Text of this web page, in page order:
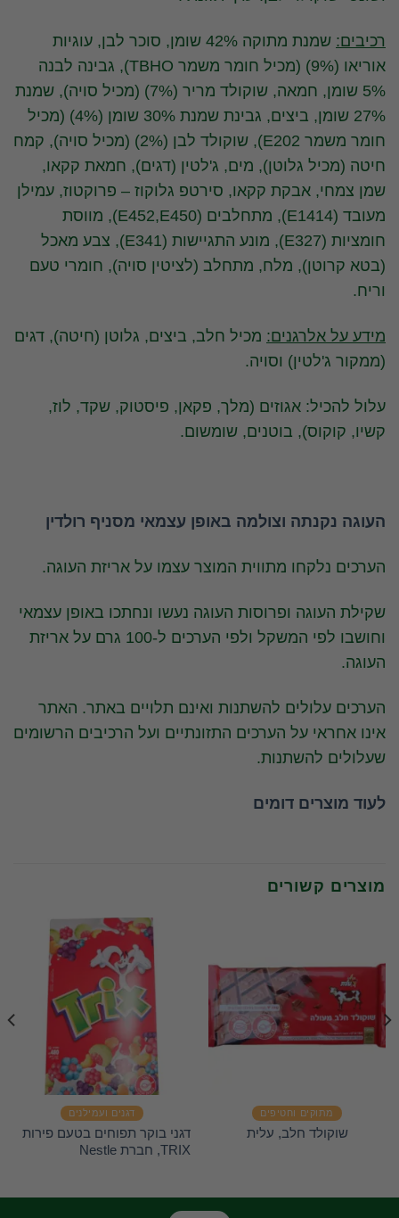
רכיבים:
שמנת מתוקה 42% שומן, סוכר לבן, עוגיות
אוריאו (9%) (מכיל חומר משמר TBHO), גבינה לבנה
5% שומן, חמאה, שוקולד מריר (7%) (מכיל סויה), שמנת
27% שומן, ביצים, גבינת שמנת 30% שומן (4%) (מכיל
חומר משמר E202), שוקולד לבן (2%) (מכיל סויה), קמח
חיטה (מכיל גלוטן), מים, ג'לטין (דגים), חמאת קקאו,
שמן צמחי, אבקת קקאו, סירטפ גלוקוז – פרוקטוז, עמילן
מעובד (E1414), מתחלבים (E452,E450), מווסת
חומציות (E327), מונע התגיישות (E341), צבע מאכל
(בטא קרוטן), מלח, מתחלב (לציטין סויה), חומרי טעם
וריח.
מידע על אלרגנים: מכיל חלב, ביצים, גלוטן (חיטה), דגים
(ממקור ג'לטין) וסויה.
עלול להכיל: אגוזים (מלך, פקאן, פיסטוק, שקד, לוז,
קשיו, קוקוס), בוטנים, שומשום.
העוגה נקנתה וצולמה באופן עצמאי מסניף רולדין
הערכים נלקחו מתווית המוצר עצמו על אריזת העוגה.
שקילת העוגה ופרוסות העוגה נעשו ונחתכו באופן עצמאי
וחושבו לפי המשקל ולפי הערכים ל-100 גרם על אריזת
העוגה.
הערכים עלולים להשתנות ואינם תלויים באתר. האתר
אינו אחראי על הערכים התזונתיים ועל הרכיבים הרשומים
שעלולים להשתנות.
לעוד מוצרים דומים
מוצרים קשורים
מתוקים וחטיפים
שוקולד חלב, עלית
דגנים ועמילנים
דגני בוקר תפוחים בטעם פירות
TRIX, חברת Nestle